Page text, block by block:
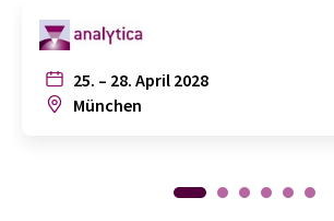
25. – 28. April 2028
München